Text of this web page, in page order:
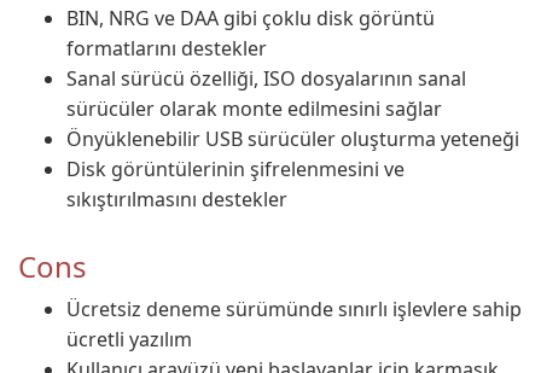
BIN, NRG ve DAA gibi çoklu disk görüntü
formatlarını destekler
Sanal sürücü özelliği, ISO dosyalarının sanal
sürücüler olarak monte edilmesini sağlar
Önyüklenebilir USB sürücüler oluşturma yeteneği
Disk görüntülerinin şifrelenmesini ve
sıkıştırılmasını destekler
Cons
Ücretsiz deneme sürümünde sınırlı işlevlere sahip
ücretli yazılım